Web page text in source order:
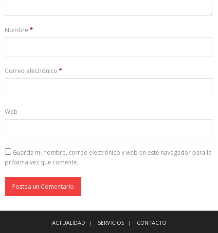
Nombre *
Correo electrónico *
Web
Guarda mi nombre, correo electrónico y web en este navegador para la
próxima vez que comente.
ACTUALIDAD SERVICIOS
CONTACTO